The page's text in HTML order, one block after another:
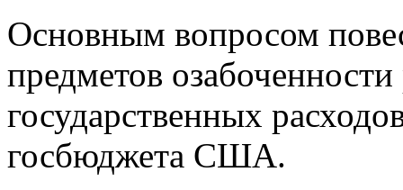
Основным вопросом
предметов
государственных
госбюджета США.